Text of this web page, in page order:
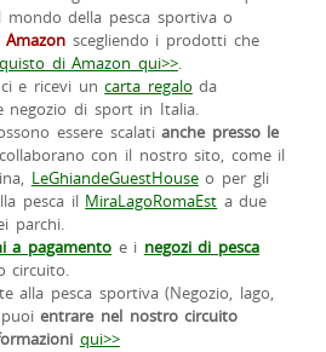
mondo della pesca sportiva o
Amazon scegliendo i prodotti che
di Amazon qui>>.
e ricevi uncarta regalo da
negozio di sport in Italia.
essere scalatianche presso le
con il nostro sito, come il
LeGhiandeGuestHouseo per gli
pesca il MiraLagoRomaEst a due
parchi.
a pagamento e i negozi di pesca
circuito.
alla pesca sportiva (Negozio, lago,
puoientrare nel nostro circuito
qui>>